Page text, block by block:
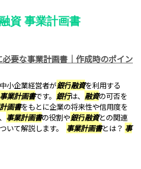
資 事業計画書
要な事業計画書｜作成時のポイン
小企業経営者が銀行融資を利用する
事業計画書です。 銀行は、 融資の可否を
画書をもとに企業の将来性や信用度を
事業計画書の役割や銀行融資との関連
いて解説します。 事業計画書とは？ 事